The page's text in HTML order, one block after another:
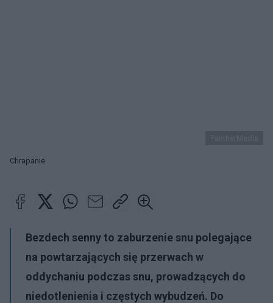
Chrapanie
Bezdech senny to zaburzenie snu polegające
na powtarzających się przerwach w
oddychaniu podczas snu, prowadzących do
niedotlenienia i częstych wybudzeń. Do